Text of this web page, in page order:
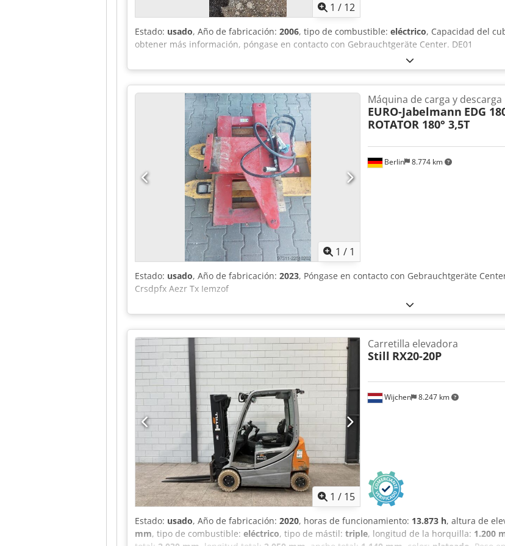
1 / 12
Estado: usado, Año de fabricación: 2006, tipo de combustible: eléctrico, Capacidad del
obtener más información, póngase en contacto con Gebrauchtgeräte Center. DE01
1 / 1
Berlin 8.774 km
Máquina de carga y descarga
EURO-Jabelmann EDG
ROTATOR 180° 3,5T
Estado: usado, Año de fabricación: 2023, Póngase en contacto con Gebrauchtgeräte
Crsdpfx Aezr Tx Iemzof
1 / 15
Wijchen 8.247 km
Carretilla elevadora
Still RX20-20P
Estado: usado, Año de fabricación: 2020, horas de funcionamiento: 13.873 h, altura de
mm, tipo de combustible: eléctrico, tipo de mástil: triple, longitud de la horquilla: 1.200